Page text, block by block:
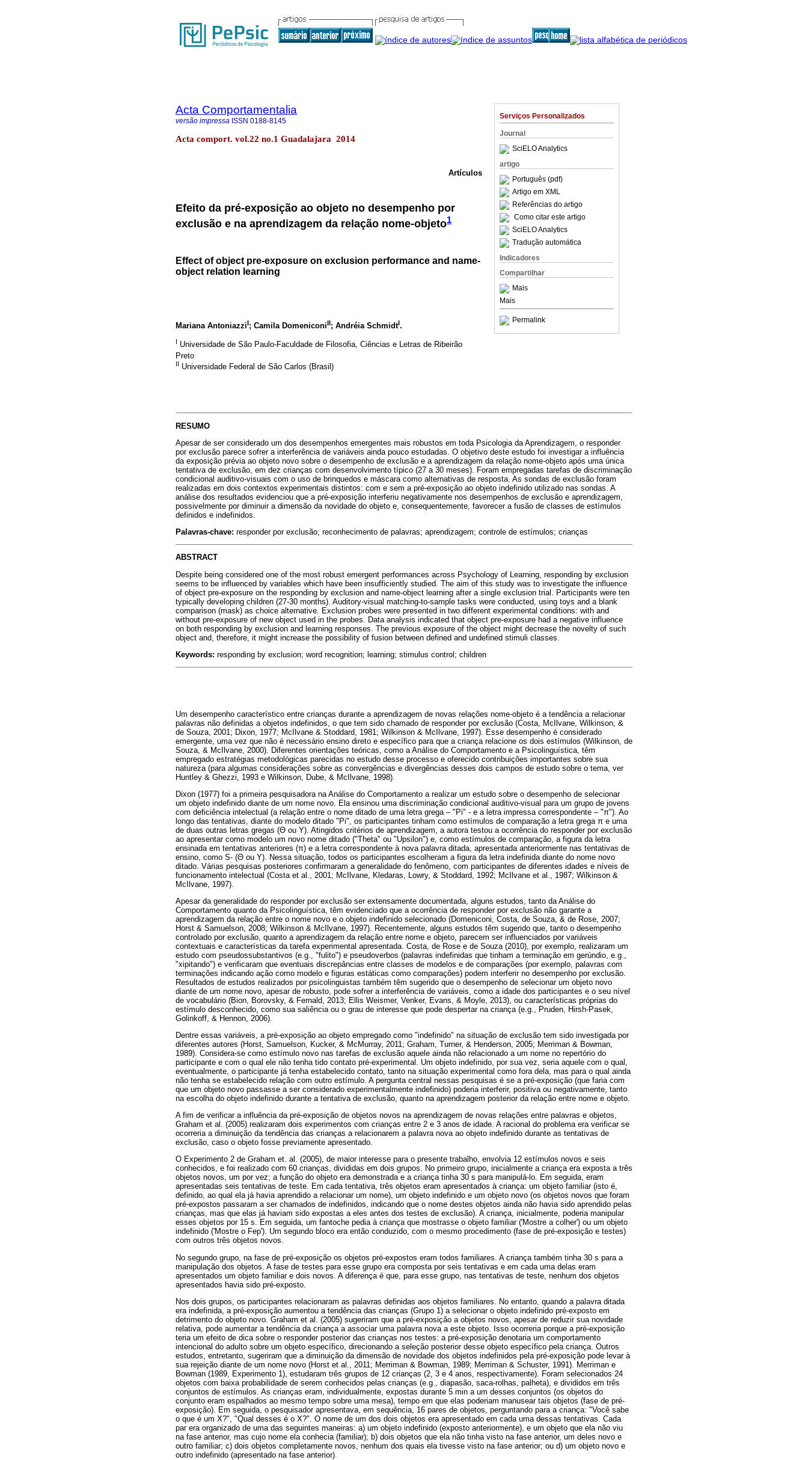
Serviços Personalizados
Journal
SciELO Analytics
artigo
Português (pdf)
Artigo em XML
Referências do artigo
Como citar este artigo
SciELO Analytics
Tradução automática
Indicadores
Compartilhar
Mais
Mais
Permalink
Acta Comportamentalia
versão impressa ISSN 0188-8145
Acta comport. vol.22 no.1 Guadalajara 2014
Artículos
Efeito da pré-exposição ao objeto no desempenho por
exclusão e na aprendizagem da relação nome-objeto1
Effect of object pre-exposure on exclusion performance and name-
object relation learning
Mariana AntoniazziI; Camila DomeniconiII; Andréia SchmidtI.
I Universidade de São Paulo-Faculdade de Filosofia, Ciências e Letras de Ribeirão
Preto
II Universidade Federal de São Carlos (Brasil)
RESUMO
Apesar de ser considerado um dos desempenhos emergentes mais robustos em toda Psicologia da Aprendizagem, o responder
por exclusão parece sofrer a interferência de variáveis ainda pouco estudadas. O objetivo deste estudo foi investigar a influência
da exposição prévia ao objeto novo sobre o desempenho de exclusão e a aprendizagem da relação nome-objeto após uma única
tentativa de exclusão, em dez crianças com desenvolvimento típico (27 a 30 meses). Foram empregadas tarefas de discriminação
condicional auditivo-visuais com o uso de brinquedos e máscara como alternativas de resposta. As sondas de exclusão foram
realizadas em dois contextos experimentais distintos: com e sem a pré-exposição ao objeto indefinido utilizado nas sondas. A
análise dos resultados evidenciou que a pré-exposição interferiu negativamente nos desempenhos de exclusão e aprendizagem,
possivelmente por diminuir a dimensão da novidade do objeto e, consequentemente, favorecer a fusão de classes de estímulos
definidos e indefinidos.
Palavras-chave: responder por exclusão; reconhecimento de palavras; aprendizagem; controle de estímulos; crianças
ABSTRACT
Despite being considered one of the most robust emergent performances across Psychology of Learning, responding by exclusion
seems to be influenced by variables which have been insufficiently studied. The aim of this study was to investigate the influence
of object pre-exposure on the responding by exclusion and name-object learning after a single exclusion trial. Participants were ten
typically developing children (27-30 months). Auditory-visual matching-to-sample tasks were conducted, using toys and a blank
comparison (mask) as choice alternative. Exclusion probes were presented in two different experimental conditions: with and
without pre-exposure of new object used in the probes. Data analysis indicated that object pre-exposure had a negative influence
on both responding by exclusion and learning responses. The previous exposure of the object might decrease the novelty of such
object and, therefore, it might increase the possibility of fusion between defined and undefined stimuli classes
Keywords: responding by exclusion; word recognition; learning; stimulus control; children
Um desempenho característico entre crianças durante a aprendizagem de novas relações nome-objeto é a tendência a relacionar
palavras não definidas a objetos indefinidos, o que tem sido chamado de responder por exclusão (Costa, McIlvane, Wilkinson, &
de Souza, 2001; Dixon, 1977; McIlvane & Stoddard, 1981; Wilkinson & McIlvane, 1997). Esse desempenho é considerado
emergente, uma vez que não é necessário ensino direto e específico para que a criança relacione os dois estímulos (Wilkinson, de
Souza, & McIlvane, 2000). Diferentes orientações teóricas, como a Análise do Comportamento e a Psicolinguística, têm
empregado estratégias metodológicas parecidas no estudo desse processo e oferecido contribuições importantes sobre sua
natureza (para algumas considerações sobre as convergências e divergências desses dois campos de estudo sobre o tema, ver
Huntley & Ghezzi, 1993 e Wilkinson, Dube, & McIlvane, 1998).
Dixon (1977) foi a primeira pesquisadora na Análise do Comportamento a realizar um estudo sobre o desempenho de selecionar
um objeto indefinido diante de um nome novo. Ela ensinou uma discriminação condicional auditivo-visual para um grupo de jovens
com deficiência intelectual (a relação entre o nome ditado de uma letra grega – "Pi" - e a letra impressa correspondente – "π"). Ao
longo das tentativas, diante do modelo ditado "Pi", os participantes tinham como estímulos de comparação a letra grega π e uma
de duas outras letras gregas (Θ ou Y). Atingidos critérios de aprendizagem, a autora testou a ocorrência do responder por exclusão
ao apresentar como modelo um novo nome ditado ("Theta" ou "Upsilon") e, como estímulos de comparação, a figura da letra
ensinada em tentativas anteriores (π) e a letra correspondente à nova palavra ditada, apresentada anteriormente nas tentativas de
ensino, como S- (Θ ou Y). Nessa situação, todos os participantes escolheram a figura da letra indefinida diante do nome novo
ditado. Várias pesquisas posteriores confirmaram a generalidade do fenômeno, com participantes de diferentes idades e níveis de
funcionamento intelectual (Costa et al., 2001; McIlvane, Kledaras, Lowry, & Stoddard, 1992; McIlvane et al., 1987; Wilkinson &
McIlvane, 1997).
Apesar da generalidade do responder por exclusão ser extensamente documentada, alguns estudos, tanto da Análise do
Comportamento quanto da Psicolinguística, têm evidenciado que a ocorrência de responder por exclusão não garante a
aprendizagem da relação entre o nome novo e o objeto indefinido selecionado (Domeniconi, Costa, de Souza, & de Rose, 2007;
Horst & Samuelson, 2008; Wilkinson & McIlvane, 1997). Recentemente, alguns estudos têm sugerido que, tanto o desempenho
controlado por exclusão, quanto a aprendizagem da relação entre nome e objeto, parecem ser influenciados por variáveis
contextuais e características da tarefa experimental apresentada. Costa, de Rose e de Souza (2010), por exemplo, realizaram um
estudo com pseudossubstantivos (e.g., "fulito") e pseudoverbos (palavras indefinidas que tinham a terminação em gerúndio, e.g.,
"xipitando") e verificaram que eventuais discrepâncias entre classes de modelos e de comparações (por exemplo, palavras com
terminações indicando ação como modelo e figuras estáticas como comparações) podem interferir no desempenho por exclusão.
Resultados de estudos realizados por psicolinguistas também têm sugerido que o desempenho de selecionar um objeto novo
diante de um nome novo, apesar de robusto, pode sofrer a interferência de variáveis, como a idade dos participantes e o seu nível
de vocabulário (Bion, Borovsky, & Fernald, 2013; Ellis Weismer, Venker, Evans, & Moyle, 2013), ou características próprias do
estímulo desconhecido, como sua saliência ou o grau de interesse que pode despertar na criança (e.g., Pruden, Hirsh-Pasek,
Golinkoff, & Hennon, 2006).
Dentre essas variáveis, a pré-exposição ao objeto empregado como "indefinido" na situação de exclusão tem sido investigada por
diferentes autores (Horst, Samuelson, Kucker, & McMurray, 2011; Graham, Turner, & Henderson, 2005; Merriman & Bowman,
1989). Considera-se como estímulo novo nas tarefas de exclusão aquele ainda não relacionado a um nome no repertório do
participante e com o qual ele não tenha tido contato pré-experimental. Um objeto indefinido, por sua vez, seria aquele com o qual,
eventualmente, o participante já tenha estabelecido contato, tanto na situação experimental como fora dela, mas para o qual ainda
não tenha se estabelecido relação com outro estímulo. A pergunta central nessas pesquisas é se a pré-exposição (que faria com
que um objeto novo passasse a ser considerado experimentalmente indefinido) poderia interferir, positiva ou negativamente, tanto
na escolha do objeto indefinido durante a tentativa de exclusão, quanto na aprendizagem posterior da relação entre nome e objeto.
A fim de verificar a influência da pré-exposição de objetos novos na aprendizagem de novas relações entre palavras e objetos,
Graham et al. (2005) realizaram dois experimentos com crianças entre 2 e 3 anos de idade. A racional do problema era verificar se
ocorreria a diminuição da tendência das crianças a relacionarem a palavra nova ao objeto indefinido durante as tentativas de
exclusão, caso o objeto fosse previamente apresentado.
O Experimento 2 de Graham et. al. (2005), de maior interesse para o presente trabalho, envolvia 12 estímulos novos e seis
conhecidos, e foi realizado com 60 crianças, divididas em dois grupos. No primeiro grupo, inicialmente a criança era exposta a três
objetos novos, um por vez; a função do objeto era demonstrada e a criança tinha 30 s para manipulá-lo. Em seguida, eram
apresentadas seis tentativas de teste. Em cada tentativa, três objetos eram apresentados à criança: um objeto familiar (isto é,
definido, ao qual ela já havia aprendido a relacionar um nome), um objeto indefinido e um objeto novo (os objetos novos que foram
pré-expostos passaram a ser chamados de indefinidos, indicando que o nome destes objetos ainda não havia sido aprendido pelas
crianças, mas que elas já haviam sido expostas a eles antes dos testes de exclusão). A criança, inicialmente, poderia manipular
esses objetos por 15 s. Em seguida, um fantoche pedia à criança que mostrasse o objeto familiar ('Mostre a colher') ou um objeto
indefinido ('Mostre o Fep'). Um segundo bloco era então conduzido, com o mesmo procedimento (fase de pré-exposição e testes)
com outros três objetos novos.
No segundo grupo, na fase de pré-exposição os objetos pré-expostos eram todos familiares. A criança também tinha 30 s para a
manipulação dos objetos. A fase de testes para esse grupo era composta por seis tentativas e em cada uma delas eram
apresentados um objeto familiar e dois novos. A diferença é que, para esse grupo, nas tentativas de teste, nenhum dos objetos
apresentados havia sido pré-exposto.
Nos dois grupos, os participantes relacionaram as palavras definidas aos objetos familiares. No entanto, quando a palavra ditada
era indefinida, a pré-exposição aumentou a tendência das crianças (Grupo 1) a selecionar o objeto indefinido pré-exposto em
detrimento do objeto novo. Graham et al. (2005) sugeriram que a pré-exposição a objetos novos, apesar de reduzir sua novidade
relativa, pode aumentar a tendência da criança a associar uma palavra nova a este objeto. Isso ocorreria porque a pré-exposição
teria um efeito de dica sobre o responder posterior das crianças nos testes: a pré-exposição denotaria um comportamento
intencional do adulto sobre um objeto específico, direcionando a seleção posterior desse objeto específico pela criança. Outros
estudos, entretanto, sugeriram que a diminuição da dimensão de novidade dos objetos indefinidos pela pré-exposição pode levar à
sua rejeição diante de um nome novo (Horst et al., 2011; Merriman & Bowman, 1989; Merriman & Schuster, 1991). Merriman e
Bowman (1989, Experimento 1), estudaram três grupos de 12 crianças (2, 3 e 4 anos, respectivamente). Foram selecionados 24
objetos com baixa probabilidade de serem conhecidos pelas crianças (e.g., diapasão, saca-rolhas, palheta), e divididos em três
conjuntos de estímulos. As crianças eram, individualmente, expostas durante 5 min a um desses conjuntos (os objetos do
conjunto eram espalhados ao mesmo tempo sobre uma mesa), tempo em que elas poderiam manusear tais objetos (fase de pré-
exposição). Em seguida, o pesquisador apresentava, em sequência, 16 pares de objetos, perguntando para a criança: "Você sabe
o que é um X?", "Qual desses é o X?". O nome de um dos dois objetos era apresentado em cada uma dessas tentativas. Cada
par era organizado de uma das seguintes maneiras: a) um objeto indefinido (exposto anteriormente), e um objeto que ela não viu
na fase anterior, mas cujo nome ela conhecia (familiar); b) dois objetos que ela não tinha visto na fase anterior, um deles novo e
outro familiar; c) dois objetos completamente novos, nenhum dos quais ela tivesse visto na fase anterior; ou d) um objeto novo e
outro indefinido (apresentado na fase anterior).